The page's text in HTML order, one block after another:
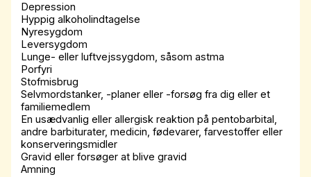
Depression
Hyppig alkoholindtagelse
Nyresygdom
Leversygdom
Lunge- eller luftvejssygdom, såsom astma
Porfyri
Stofmisbrug
Selvmordstanker, -planer eller -forsøg fra dig eller et
familiemedlem
En usædvanlig eller allergisk reaktion på pentobarbital,
andre barbiturater, medicin, fødevarer, farvestoffer eller
konserveringsmidler
Gravid eller forsøger at blive gravid
Amning